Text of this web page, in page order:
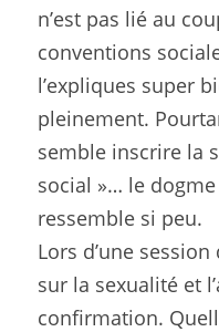
n’est pas lié au
conventions
l’expliques super
pleinement.
semble inscrire la
social »… le dogme
ressemble si peu.
Lors d’une
sur la sexualité et
confirmation.